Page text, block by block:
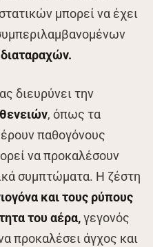
μπορεί να έχει
διευρύνει την
, όπως τα
παθογόνους
να προκαλέσουν
συμπτώματα. Η ζέστη
και τους ρύπους
του αέρα,γεγονός
προκαλέσει άγχος και